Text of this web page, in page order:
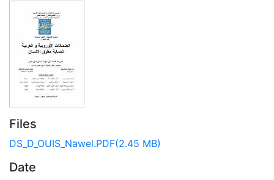
Files
DS_D_OUIS_Nawel.PDF(2.45 MB)
Date